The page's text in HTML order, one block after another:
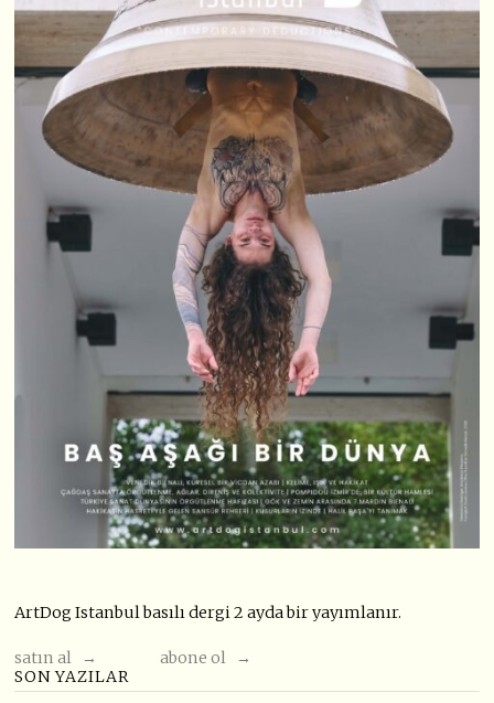
ArtDog Istanbul basılı dergi 2 ayda bir yayımlanır.
satın al →
abone ol →
SON YAZILAR